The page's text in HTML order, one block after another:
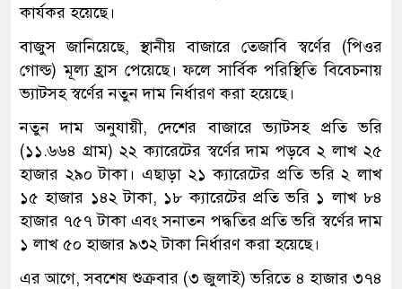
কার্যকর হয়েছে।
বাজুস জানিয়েছে, স্থানীয় বাজারে তেজাবি স্বর্ণের (পিওর
গোল্ড) মূল্য হ্রাস পেয়েছে। ফলে সার্বিক পরিস্থিতি বিবেচনায়
ভ্যাটসহ স্বর্ণের নতুন দাম নির্ধারণ করা হয়েছে।
নতুন দাম অনুযায়ী, দেশের বাজারে ভ্যাটসহ প্রতি ভরি
(১১.৬৬৪ গ্রাম) ২২ ক্যারেটের স্বর্ণের দাম পড়বে ২ লাখ ২৫
হাজার ২৯০ টাকা। এছাড়া ২১ ক্যারেটের প্রতি ভরি ২ লাখ
১৫ হাজার ১৪২ টাকা, ১৮ ক্যারেটের প্রতি ভরি ১ লাখ ৮৪
হাজার ৭৫৭ টাকা এবং সনাতন পদ্ধতির প্রতি ভরি স্বর্ণের দাম
১ লাখ ৫০ হাজার ৯৩২ টাকা নির্ধারণ করা হয়েছে।
এর আগে, সবশেষ শুক্রবার (৩ জুলাই) ভরিতে ৪ হাজার ৩৭৪